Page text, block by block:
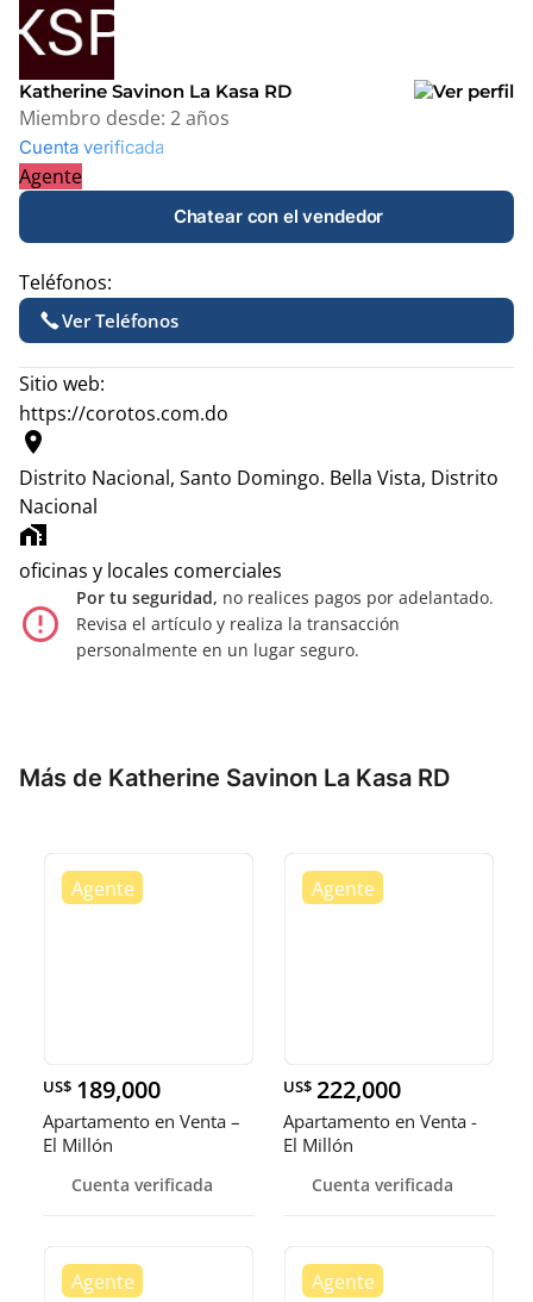
+
−
Katherine Savinon La Kasa RD
Miembro desde: 2 años
Cuenta verificada
Agente
Chatear con el vendedor
Teléfonos:
Ver Teléfonos
Sitio web:
https://corotos.com.do
location_on
Distrito Nacional, Santo Domingo. Bella Vista, Distrito
Nacional
home_work
oficinas y locales comerciales
error_outline
Por tu seguridad, no realices pagos por adelantado.
Revisa el artículo y realiza la transacción
personalmente en un lugar seguro.
Más de Katherine Savinon La Kasa RD
US$ 189,000
Apartamento en Venta –
El Millón
Cuenta verificada
US$ 222,000
Apartamento en Venta -
El Millón
Cuenta verificada